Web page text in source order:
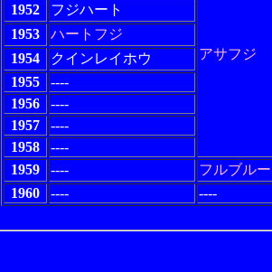
アサフジ
1952
フジハート
1953
ハートフジ
1954
クインレイホウ
1955
----
1956
----
1957
----
1958
----
1959
----
フルブル
1960
---- ----